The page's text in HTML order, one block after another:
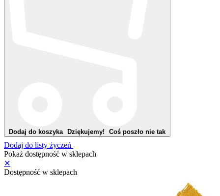
Dodaj do koszyka Dziękujemy! Coś poszło nie tak
Dodaj do listy życzeń
Pokaż dostępność w sklepach
✕
Dostępność w sklepach